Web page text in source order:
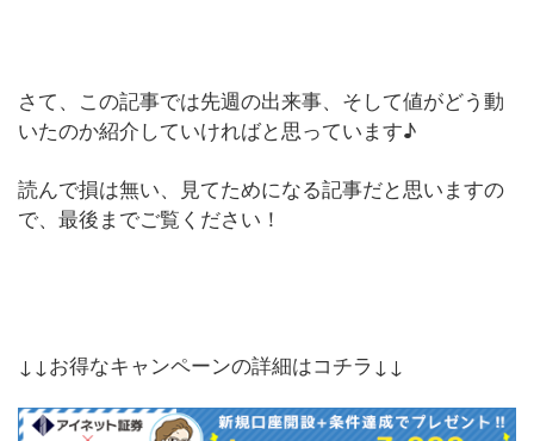
さて、この記事では先週の出来事、そして値がどう動
いたのか紹介していければと思っています♪
読んで損は無い、見てためになる記事だと思いますの
で、最後までご覧ください！
↓↓お得なキャンペーンの詳細はコチラ↓↓